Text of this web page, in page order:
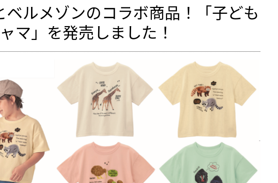
ルメゾンのコラボ商品！「子ども
マ」を発売しました！